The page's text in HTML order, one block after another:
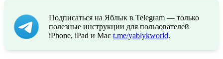
Подписаться на Яблык в Telegram — только
полезные инструкции для пользователей
iPhone, iPad и Mac t.me/yablykworld.